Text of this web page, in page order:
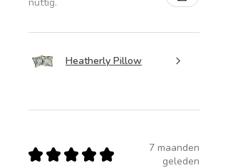
Heatherly Pillow
★ ★ ★ ★ ★
7 maanden
geleden